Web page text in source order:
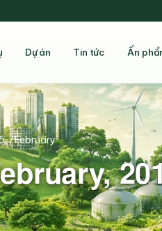
Dự án Tin tức Ấn
/February